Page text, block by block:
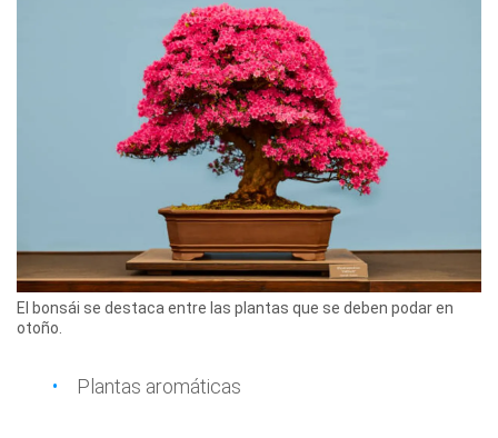
El bonsái se destaca entre las plantas que se deben podar en
otoño.
Plantas aromáticas